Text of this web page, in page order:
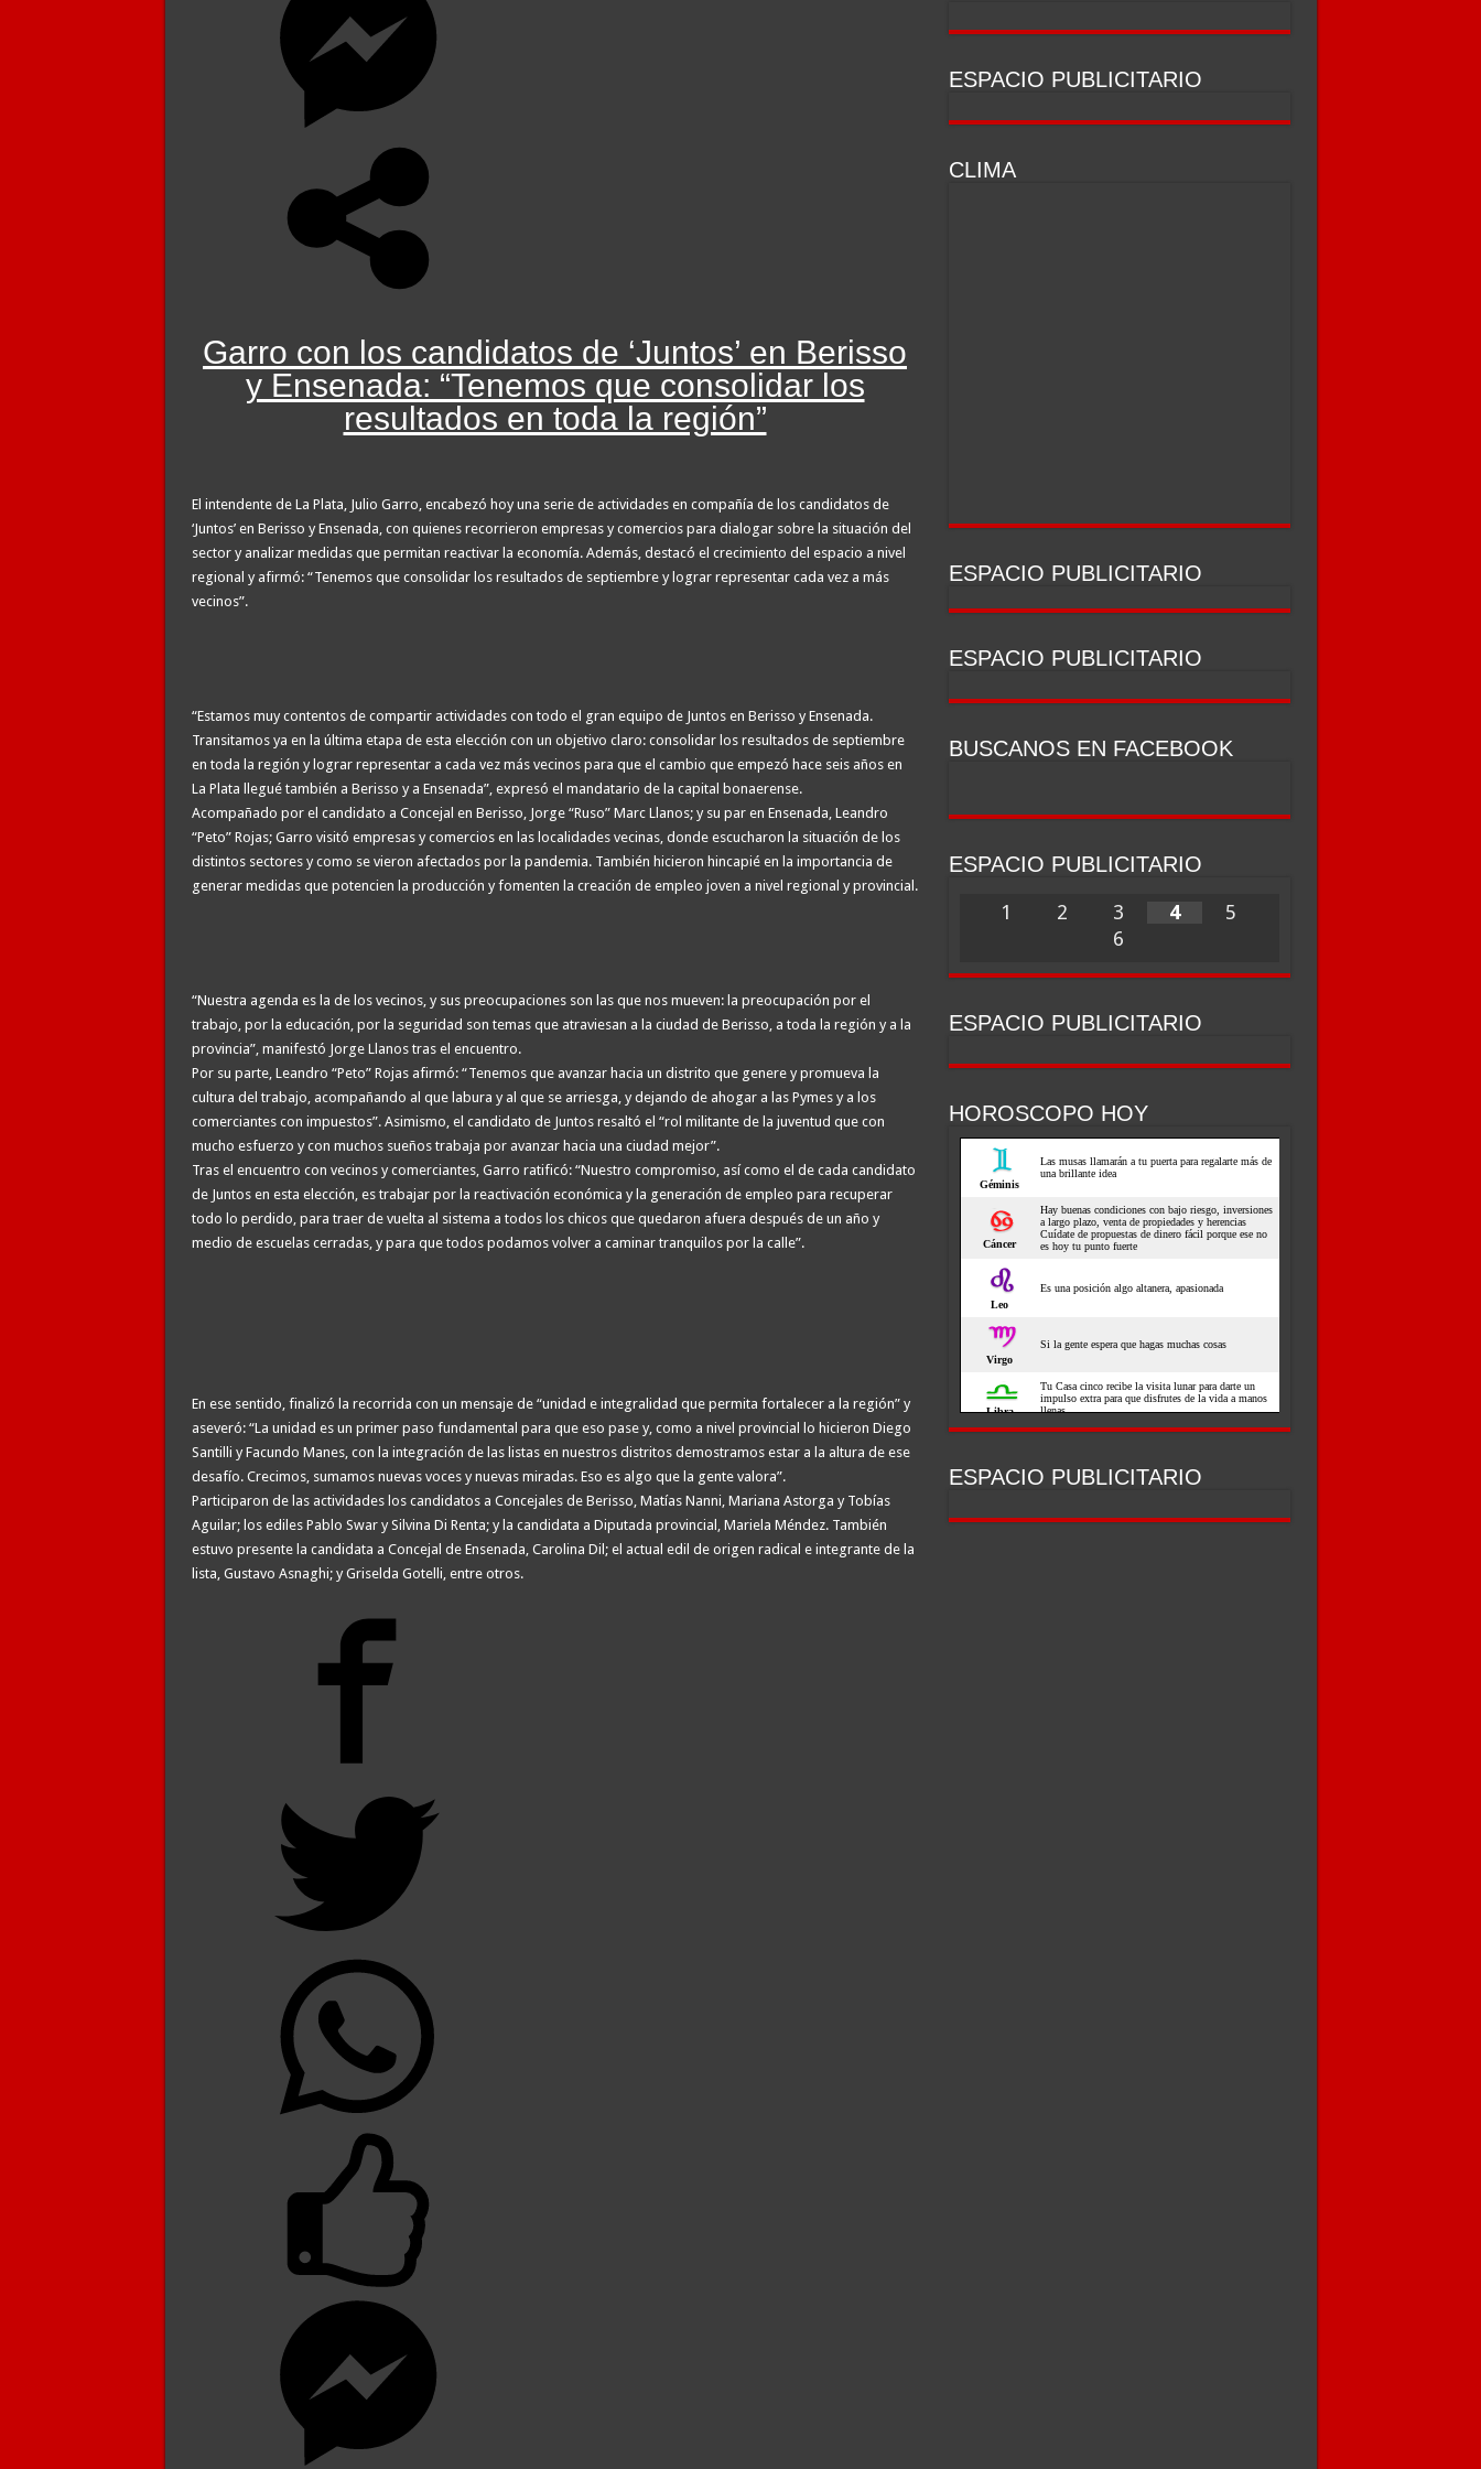
Garro con los candidatos de ‘Juntos’ en Berisso
y Ensenada: “Tenemos que consolidar los
resultados en toda la región”
El intendente de La Plata, Julio Garro, encabezó hoy una serie de actividades en compañía de los candidatos de
‘Juntos’ en Berisso y Ensenada, con quienes recorrieron empresas y comercios para dialogar sobre la situación del
sector y analizar medidas que permitan reactivar la economía. Además, destacó el crecimiento del espacio a nivel
regional y afirmó: “Tenemos que consolidar los resultados de septiembre y lograr representar cada vez a más
vecinos”.
“Estamos muy contentos de compartir actividades con todo el gran equipo de Juntos en Berisso y Ensenada.
Transitamos ya en la última etapa de esta elección con un objetivo claro: consolidar los resultados de septiembre
en toda la región y lograr representar a cada vez más vecinos para que el cambio que empezó hace seis años en
La Plata llegué también a Berisso y a Ensenada”, expresó el mandatario de la capital bonaerense.
Acompañado por el candidato a Concejal en Berisso, Jorge “Ruso” Marc Llanos; y su par en Ensenada, Leandro
“Peto” Rojas; Garro visitó empresas y comercios en las localidades vecinas, donde escucharon la situación de los
distintos sectores y como se vieron afectados por la pandemia. También hicieron hincapié en la importancia de
generar medidas que potencien la producción y fomenten la creación de empleo joven a nivel regional y provincial.
“Nuestra agenda es la de los vecinos, y sus preocupaciones son las que nos mueven: la preocupación por el
trabajo, por la educación, por la seguridad son temas que atraviesan a la ciudad de Berisso, a toda la región y a la
provincia”, manifestó Jorge Llanos tras el encuentro.
Por su parte, Leandro “Peto” Rojas afirmó: “Tenemos que avanzar hacia un distrito que genere y promueva la
cultura del trabajo, acompañando al que labura y al que se arriesga, y dejando de ahogar a las Pymes y a los
comerciantes con impuestos”. Asimismo, el candidato de Juntos resaltó el “rol militante de la juventud que con
mucho esfuerzo y con muchos sueños trabaja por avanzar hacia una ciudad mejor”.
Tras el encuentro con vecinos y comerciantes, Garro ratificó: “Nuestro compromiso, así como el de cada candidato
de Juntos en esta elección, es trabajar por la reactivación económica y la generación de empleo para recuperar
todo lo perdido, para traer de vuelta al sistema a todos los chicos que quedaron afuera después de un año y
medio de escuelas cerradas, y para que todos podamos volver a caminar tranquilos por la calle”.
En ese sentido, finalizó la recorrida con un mensaje de “unidad e integralidad que permita fortalecer a la región” y
aseveró: “La unidad es un primer paso fundamental para que eso pase y, como a nivel provincial lo hicieron Diego
Santilli y Facundo Manes, con la integración de las listas en nuestros distritos demostramos estar a la altura de ese
desafío. Crecimos, sumamos nuevas voces y nuevas miradas. Eso es algo que la gente valora”.
Participaron de las actividades los candidatos a Concejales de Berisso, Matías Nanni, Mariana Astorga y Tobías
Aguilar; los ediles Pablo Swar y Silvina Di Renta; y la candidata a Diputada provincial, Mariela Méndez. También
estuvo presente la candidata a Concejal de Ensenada, Carolina Dil; el actual edil de origen radical e integrante de la
lista, Gustavo Asnaghi; y Griselda Gotelli, entre otros.
ESPACIO PUBLICITARIO
CLIMA
ESPACIO PUBLICITARIO
ESPACIO PUBLICITARIO
BUSCANOS EN FACEBOOK
ESPACIO PUBLICITARIO
1 2 3 4
5
6
ESPACIO PUBLICITARIO
HOROSCOPO HOY
ESPACIO PUBLICITARIO